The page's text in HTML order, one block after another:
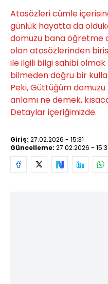
Atasözleri cümle
günlük hayatta da
domuzu bana öğretme
olan atasözlerinden
ile ilgili bilgi sahibi olmak
bilmeden doğru bir
Peki, Güttüğüm
anlamı ne demek,
Detaylar içeriğimizde.
Giriş: 27.02.2026 - 15:31
Güncelleme: 27.02.2026 -